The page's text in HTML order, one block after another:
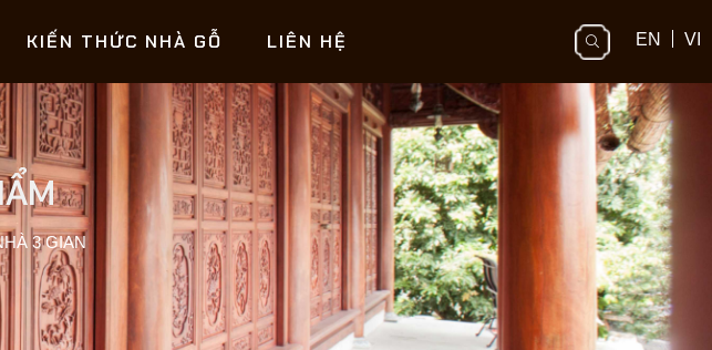
KIẾN THỨC NHÀ GỖ LIÊN HỆ EN VI
3 GIAN